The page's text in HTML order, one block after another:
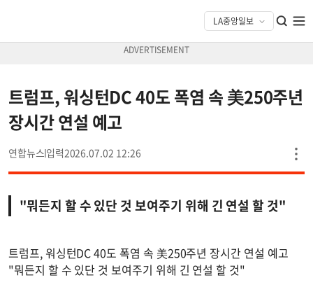
트럼프, 워싱턴DC 40도 폭염 속 美250주년
장시간 연설 예고
연합뉴스 2026.07.02 12:26
"뭐든지 할 수 있단 것 보여주기 위해 긴 연설 할 것"
트럼프, 워싱턴DC 40도 폭염 속 美250주년 장시간 연설 예고
"뭐든지 할 수 있단 것 보여주기 위해 긴 연설 할 것"